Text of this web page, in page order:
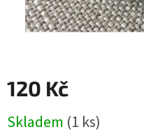
120 Kč
cena:
Skladem (1 ks)